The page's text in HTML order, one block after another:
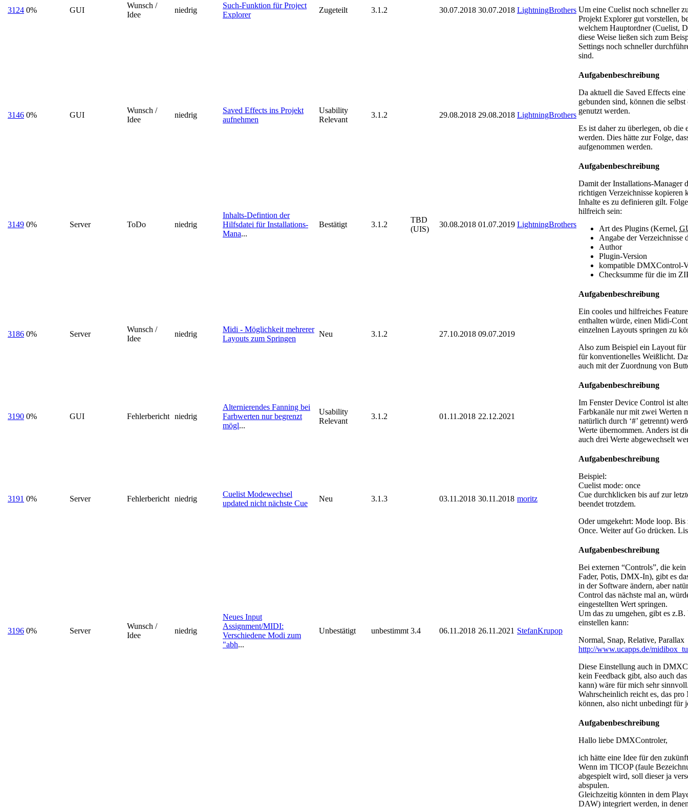
3124 0% GUI
Wunsch /
Idee
niedrig
Such-Funktion für Project
Explorer
Zugeteilt 3.1.2 30.07.2018 30.07.2018 LightningBrothers Um eine Cuelist noch schneller
Projekt Explorer gut vorstellen,
welchem Hauptordner (Cuelist,
diese Weise ließen sich zum
Settings noch schneller
sind.
3146 0% GUI
Wunsch /
Idee
niedrig
Saved Effects ins Projekt
aufnehmen
Usability
Relevant
3.1.2 29.08.2018 29.08.2018 LightningBrothers
Aufgabenbeschreibung
Da aktuell die Saved Effects
gebunden sind, können die
genutzt werden.
Es ist daher zu überlegen, ob die
werden. Dies hätte zur Folge,
aufgenommen werden.
3149 0% Server ToDo niedrig
Inhalts-Defintion der
Hilfsdatei für Installations-
Mana...
Bestätigt 3.1.2
TBD
(UIS)
30.08.2018 01.07.2019 LightningBrothers
Aufgabenbeschreibung
Damit der Installations-Manager
richtigen Verzeichnisse kopieren
Inhalte es zu definieren gilt.
hilfreich sein:
Art des Plugins (Kernel,
Angabe der Verzeichnisse
Author
Plugin-Version
kompatible DMXControl-
Checksumme für die im
3186 0% Server
Wunsch /
Idee
niedrig
Midi - Möglichkeit mehrerer
Layouts zum Springen
Neu 3.1.2 27.10.2018 09.07.2019
Aufgabenbeschreibung
Ein cooles und hilfreiches
enthalten würde, einen Midi-
einzelnen Layouts springen zu
Also zum Beispiel ein Layout
für konventionelles Weißlicht.
auch mit der Zuordnung von
3190 0% GUI Fehlerbericht niedrig
Alternierendes Fanning bei
Farbwerten nur begrenzt
mögl...
Usability
Relevant
3.1.2 01.11.2018 22.12.2021
Aufgabenbeschreibung
Im Fenster Device Control ist
Farbkanäle nur mit zwei Werten
natürlich durch ‘#’ getrennt)
Werte übernommen. Anders ist
auch drei Werte abgewechselt
3191 0% Server Fehlerbericht niedrig
Cuelist Modewechsel
updated nicht nächste Cue
Neu 3.1.3 03.11.2018 30.11.2018 moritz
Aufgabenbeschreibung
Beispiel:
Cuelist mode: once
Cue durchklicken bis auf zur
beendet trotzdem.
Oder umgekehrt: Mode loop.
Once. Weiter auf Go drücken.
3196 0% Server
Wunsch /
Idee
niedrig
Neues Input
Assignment/MIDI:
Verschiedene Modi zum
"abh...
Unbestätigt unbestimmt 3.4 06.11.2018 26.11.2021 StefanKrupop
Aufgabenbeschreibung
Bei externen “Controls”, die
Fader, Potis, DMX-In), gibt es
in der Software ändern, aber
Control das nächste mal an,
eingestellten Wert springen.
Um das zu umgehen, gibt es
einstellen kann:
Normal, Snap, Relative, Parallax
http://www.ucapps.de/
Diese Einstellung auch in
kein Feedback gibt, also auch
kann) wäre für mich sehr
Wahrscheinlich reicht es, das
können, also nicht unbedingt für
Aufgabenbeschreibung
Hallo liebe DMXControler,
ich hätte eine Idee für den
Wenn im TICOP (faule
abgespielt wird, soll dieser ja
abspulen.
Gleichzeitig könnten in dem
DAW) integriert werden, in